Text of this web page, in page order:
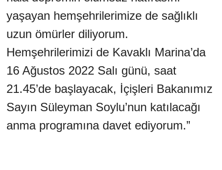
yaşayan hemşehrilerimize de sağlıklı
uzun ömürler diliyorum.
Hemşehrilerimizi de Kavaklı Marina’da
16 Ağustos 2022 Salı günü, saat
21.45’de başlayacak, İçişleri Bakanımız
Sayın Süleyman Soylu’nun katılacağı
anma programına davet ediyorum.”